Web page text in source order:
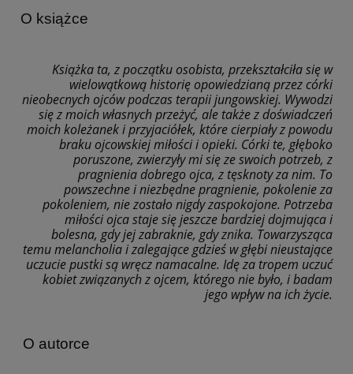
O książce
Książka ta, z początku osobista, przekształciła się w
wielowątkową historię opowiedzianą przez córki
nieobecnych ojców podczas terapii jungowskiej. Wywodzi
się z moich własnych przeżyć, ale także z doświadczeń
moich koleżanek i przyjaciółek, które cierpiały z powodu
braku ojcowskiej miłości i opieki. Córki te, głęboko
poruszone, zwierzyły mi się ze swoich potrzeb, z
pragnienia dobrego ojca, z tęsknoty za nim. To
powszechne i niezbędne pragnienie, pokolenie za
pokoleniem, nie zostało nigdy zaspokojone. Potrzeba
miłości ojca staje się jeszcze bardziej dojmująca i
bolesna, gdy jej zabraknie, gdy znika. Towarzysząca
temu melancholia i zalegające gdzieś w głębi nieustające
uczucie pustki są wręcz namacalne. Idę za tropem uczuć
kobiet związanych z ojcem, którego nie było, i badam
jego wpływ na ich życie.
O autorce